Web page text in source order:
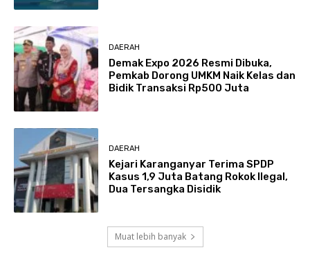
DAERAH
Demak Expo 2026 Resmi Dibuka,
Pemkab Dorong UMKM Naik Kelas dan
Bidik Transaksi Rp500 Juta
DAERAH
Kejari Karanganyar Terima SPDP
Kasus 1,9 Juta Batang Rokok Ilegal,
Dua Tersangka Disidik
Muat lebih banyak